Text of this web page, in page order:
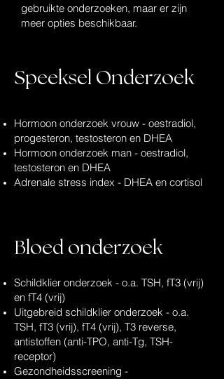
gebruikte onderzoeken, maar er zijn
meer opties beschikbaar.
Speeksel Onderzoek
Hormoon onderzoek vrouw - oestradiol,
progesteron, testosteron en DHEA
Hormoon onderzoek man - oestradiol,
testosteron en DHEA
Adrenale stress index - DHEA en cortisol
Bloed onderzoek
Schildklier onderzoek - o.a. TSH, fT3 (vrij)
en fT4 (vrij)
Uitgebreid schildklier onderzoek - o.a.
TSH, fT3 (vrij), fT4 (vrij), T3 reverse,
antistoffen (anti-TPO, anti-Tg, TSH-
receptor)
Gezondheidsscreening -